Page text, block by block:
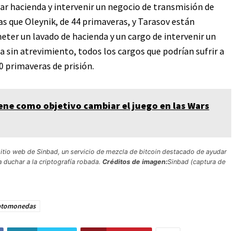
hacienda y intervenir un negocio de transmisión de
Oleynik, de 44 primaveras, y Tarasov están
un lavado de hacienda y un cargo de intervenir un
sin atrevimiento, todos los cargos que podrían sufrir a
primaveras de prisión.
como objetivo cambiar el juego en las Wars
web de Sinbad, un servicio de mezcla de bitcoin destacado de ayudar
duchar a la criptografía robada. Créditos de imagen:Sinbad (captura de